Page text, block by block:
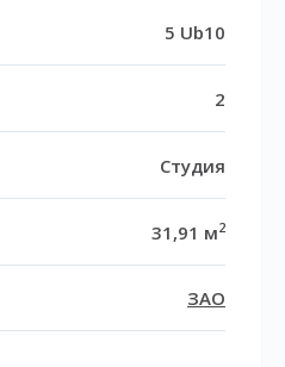
5 Ub10
2
Студия
31,91 м2
ЗАО